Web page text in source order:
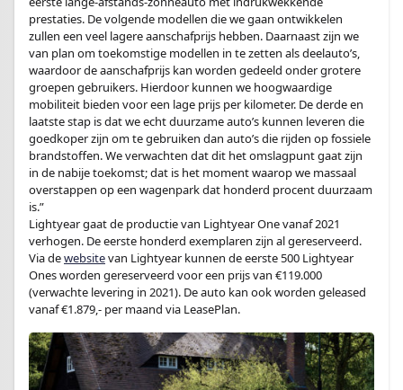
prestaties. De volgende modellen die we gaan ontwikkelen
zullen een veel lagere aanschafprijs hebben. Daarnaast zijn we
van plan om toekomstige modellen in te zetten als deelauto’s,
waardoor de aanschafprijs kan worden gedeeld onder grotere
groepen gebruikers. Hierdoor kunnen we hoogwaardige
mobiliteit bieden voor een lage prijs per kilometer. De derde en
laatste stap is dat we echt duurzame auto’s kunnen leveren die
goedkoper zijn om te gebruiken dan auto’s die rijden op fossiele
brandstoffen. We verwachten dat dit het omslagpunt gaat zijn
in de nabije toekomst; dat is het moment waarop we massaal
overstappen op een wagenpark dat honderd procent duurzaam
is.”
Lightyear gaat de productie van Lightyear One vanaf 2021
verhogen. De eerste honderd exemplaren zijn al gereserveerd.
Via dewebsitevan Lightyear kunnen de eerste 500 Lightyear
Ones worden gereserveerd voor een prijs van €119.000
(verwachte levering in 2021). De auto kan ook worden geleased
vanaf €1.879,- per maand via LeasePlan.